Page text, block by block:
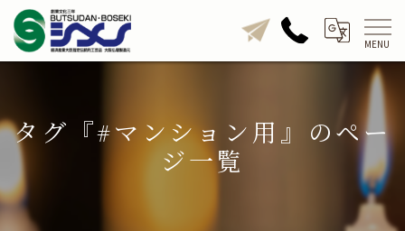
タグ『#マンション用』のペー
ジ一覧